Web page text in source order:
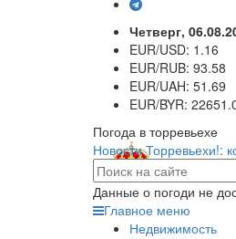
Четверг,
EUR/USD: 1.16
EUR/RUB: 93.58
EUR/UAH: 51.69
EUR/BYR:
Погода в торревьехе
Новости Торревьехи!:
Данные о погоди не
Главное меню
Недвижимость